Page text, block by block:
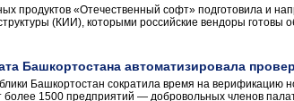
продуктов «Отечественный софт» подготовила и
(КИИ), которыми российские вендоры готовы
Башкортостана автоматизировала
Башкортостан сократила время на верификацию
1500 предприятий — добровольных членов